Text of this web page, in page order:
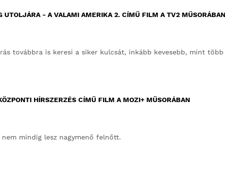
UTOLJÁRA - A VALAMI AMERIKA 2. CÍMŰ FILM A TV2 MŰSORÁBAN
továbbra is keresi a siker kulcsát, inkább kevesebb, mint
HÍRSZERZÉS CÍMŰ FILM A MOZI+ MŰSORÁBAN
mindig lesz nagymenő felnőtt.